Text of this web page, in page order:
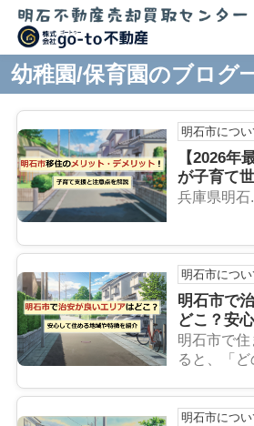
幼稚園/保育園のブログ
明石市につい
【2026年
が子育て
｜所得制
兵庫県明石
明石市につい
明石市で
どこ？安
特徴を紹介
明石市で
ると、「ど
明石市につい